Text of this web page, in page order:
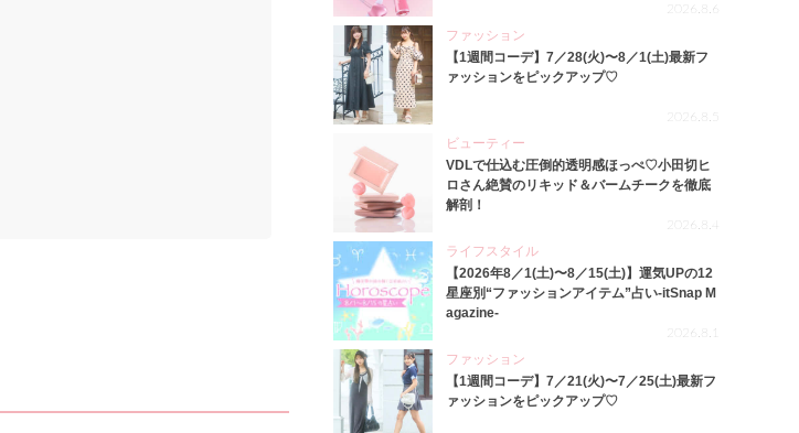
2026.8.6
ファッション
【1週間コーデ】7／28(火)〜8／1(土)最新フ
ァッションをピックアップ♡
2026.8.5
ビューティー
VDLで仕込む圧倒的透明感ほっぺ♡小田切ヒ
ロさん絶賛のリキッド＆バームチークを徹底
解剖！
2026.8.4
ライフスタイル
【2026年8／1(土)〜8／15(土)】運気UPの12
星座別“ファッションアイテム”占い-itSnap M
agazine-
2026.8.1
ファッション
【1週間コーデ】7／21(火)〜7／25(土)最新フ
ァッションをピックアップ♡